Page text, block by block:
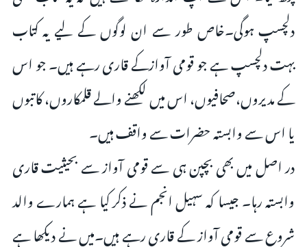
دلچسپ ہوگی۔خاص طور سے ان لوگوں کے لیے یہ کتاب
بہت دلچسپ ہے جو قومی آوازکے قاری رہے ہیں۔ جو اس
کے مدیروں،صحافیوں، اس میں لکھنے والے قلمکاروں، کاتبوں
یا اس سے وابستہ حضرات سے واقف ہیں۔
در اصل میں بھی بچپن ہی سے قومی آواز سے بحیثیت قاری
وابستہ رہا۔ جیسا کہ سہیل انجم نے ذکر کیا ہے ہمارے والد
شروع سے قومی آواز کے قاری رہے ہیں۔میں نے دیکھا ہے